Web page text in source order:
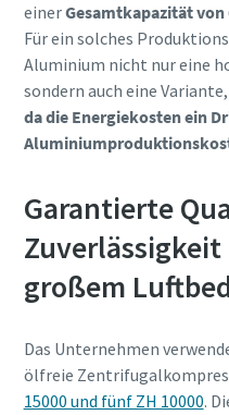
kostenlose Online-
Druckluft
Jetzt anmelden
Energiesparen mit
Auf folgenden Seiten
Services & Informationen
bereit. Wie können wir
Jetzt kennenlernen
einerGesamtkapazität von
Für ein solches
Aluminium nicht nur eine
sondern auch eine
da die Energiekosten ein
Garantierte
großem
Das Unternehmen
ölfreie
15000 und fünf ZH 10000.